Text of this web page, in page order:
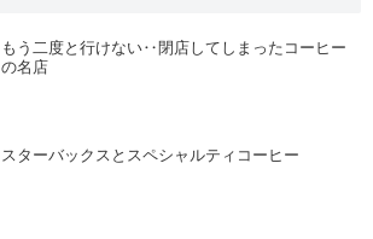
もう二度と行けない‥閉店してしまったコーヒー
の名店
スターバックスとスペシャルティコーヒー